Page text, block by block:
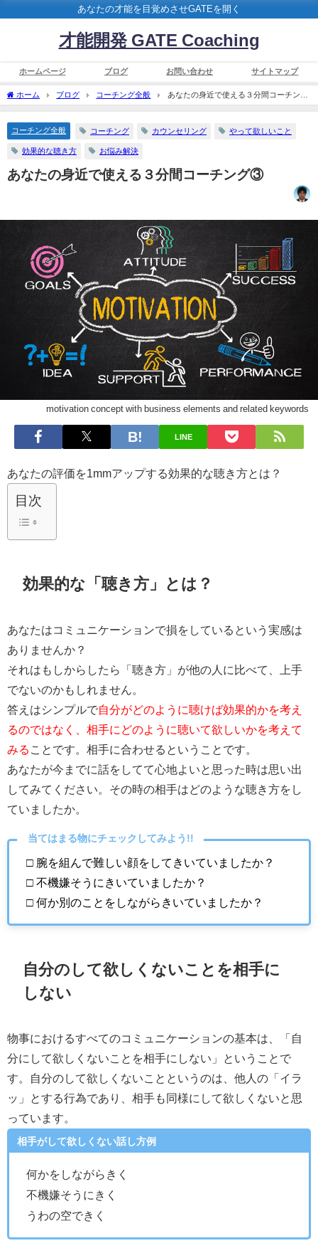
あなたの才能を目覚めさせGATEを開く
才能開発 GATE Coaching
ホームページ ブログ お問い合わせ サイトマップ
ホーム ブログ コーチング全般
あなたの身近で使える３分間コーチング
③
コーチング全般 コーチング カウンセリング やって欲しいこと
効果的な聴き方 お悩み解決
あなたの身近で使える３分間コーチング③
motivation concept with business elements and related keywords
LINE
あなたの評価を1mmアップする効果的な聴き方とは？
目次
効果的な「聴き方」とは？
あなたはコミュニケーションで損をしているという実感は
ありませんか？
それはもしからしたら「聴き方」が他の人に比べて、上手
でないのかもしれません。
答えはシンプルで自分がどのように聴けば効果的かを考え
るのではなく、相手にどのように聴いて欲しいかを考えて
みる ことです。相手に合わせるということです。
あなたが今までに話をしてて心地よいと思った時は思い出
してみてください。その時の相手はどのような聴き方をし
ていましたか。
当てはまる物にチェックしてみよう!!
□ 腕を組んで難しい顔をしてきいていましたか？
□ 不機嫌そうにきいていましたか？
□ 何か別のことをしながらきいていましたか？
自分のして欲しくないことを相手に
しない
物事におけるすべてのコミュニケーションの基本は、「自
分にして欲しくないことを相手にしない」ということで
す。
自分のして欲しくないことというのは、 他人の「イラ
ッ」とする行為であり、 相手も同様にして欲しくないと思
っています。
相手がして欲しくない話し方例
何かをしながらきく
不機嫌そうにきく
うわの空できく